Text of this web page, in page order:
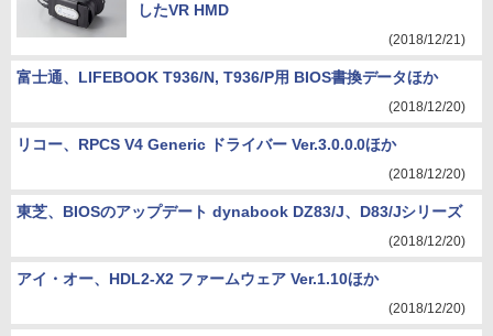
したVR HMD
(2018/12/21)
富士通、LIFEBOOK T936/N, T936/P用 BIOS書換データほか
(2018/12/20)
リコー、RPCS V4 Generic ドライバー Ver.3.0.0.0ほか
(2018/12/20)
東芝、BIOSのアップデート dynabook DZ83/J、D83/Jシリーズ
(2018/12/20)
アイ・オー、HDL2-X2 ファームウェア Ver.1.10ほか
(2018/12/20)